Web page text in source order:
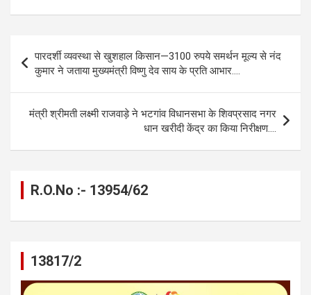
ce
b
o
o
k
se
g
er
at
A
p
p
e
gr
a
m
ail py
n
k
ar
navigation
पारदर्शी व्यवस्था से खुशहाल किसान—3100 रुपये समर्थन मूल्य से नंद
कुमार ने जताया मुख्यमंत्री विष्णु देव साय के प्रति आभार….
मंत्री श्रीमती लक्ष्मी राजवाड़े ने भटगांव विधानसभा के शिवप्रसाद नगर
धान खरीदी केंद्र का किया निरीक्षण….
R.O.No :- 13954/62
13817/2